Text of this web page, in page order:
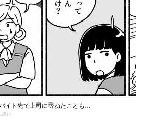
イト先で上司に尋ねたことも…
提供